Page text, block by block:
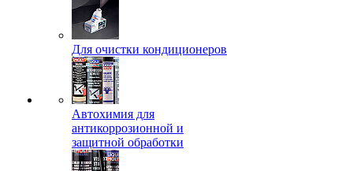
Для очистки кондиционеров
Автохимия для
антикоррозионной и
защитной обработки